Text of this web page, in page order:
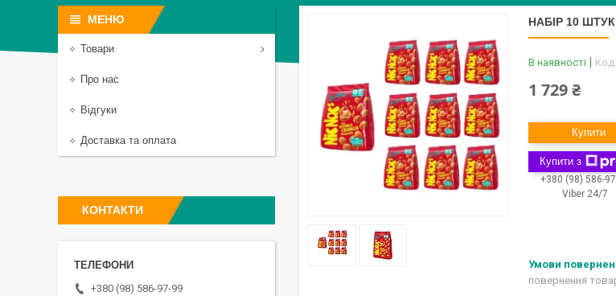
НАБІР 10 ШТУК
В наявності Код:
1 729 ₴
Купити
Купити з
+380 (98) 586-
Viber 24/7
повернення
Товари
Про нас
Відгуки
Доставка та оплата
КОНТАКТИ
+380 (98) 586-97-99